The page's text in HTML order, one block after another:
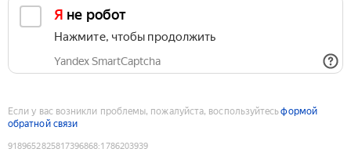
Я не робот
Нажмите, чтобы продолжить
Yandex SmartCaptcha
Если у вас возникли проблемы, пожалуйста, воспользуйтесьформой
обратной связи
9189652825817396868:1786203939